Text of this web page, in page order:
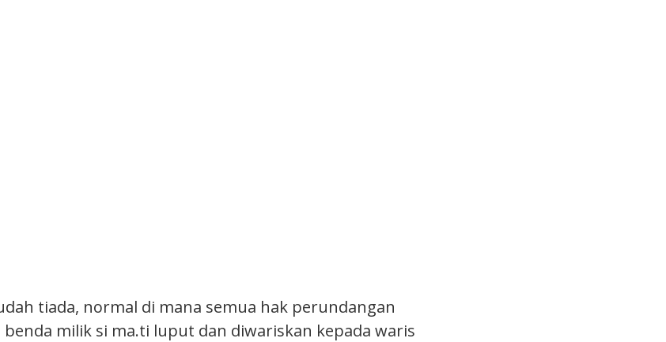
tiada, normal di mana semua hak perundangan
milik si ma.ti luput dan diwariskan kepada waris